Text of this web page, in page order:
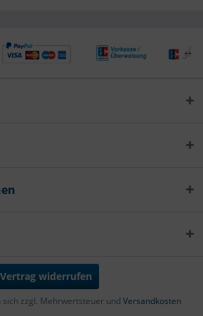
Vertrag widerrufen
zzgl. Mehrwertsteuer und Versandkosten